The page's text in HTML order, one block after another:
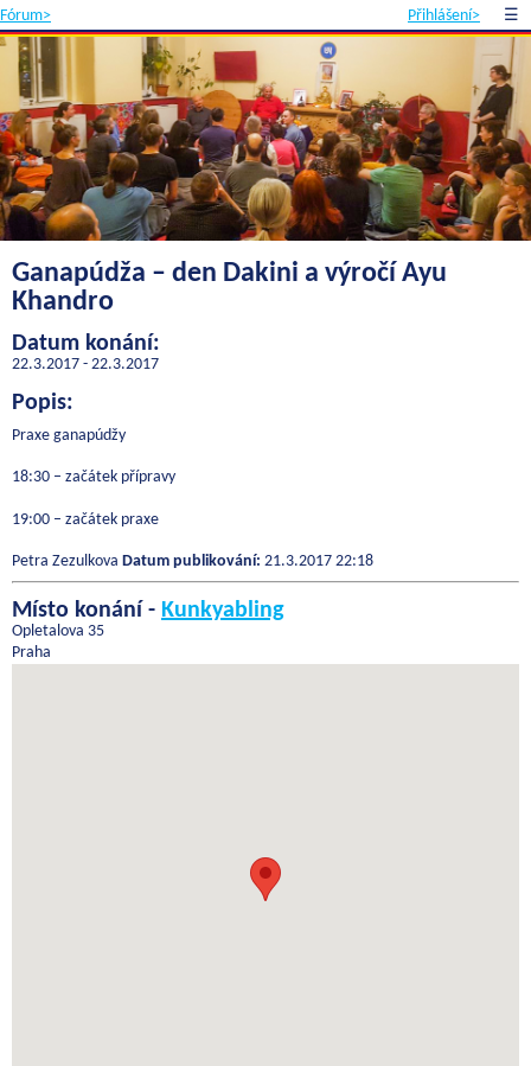
Fórum> Přihlášení> ☰
Ganapúdža – den Dakini a výročí Ayu
Khandro
Datum konání:
22.3.2017 - 22.3.2017
Popis:
Praxe ganapúdžy
18:30 – začátek přípravy
19:00 – začátek praxe
Petra Zezulkova Datum publikování: 21.3.2017 22:18
Místo konání - Kunkyabling
Opletalova 35
Praha